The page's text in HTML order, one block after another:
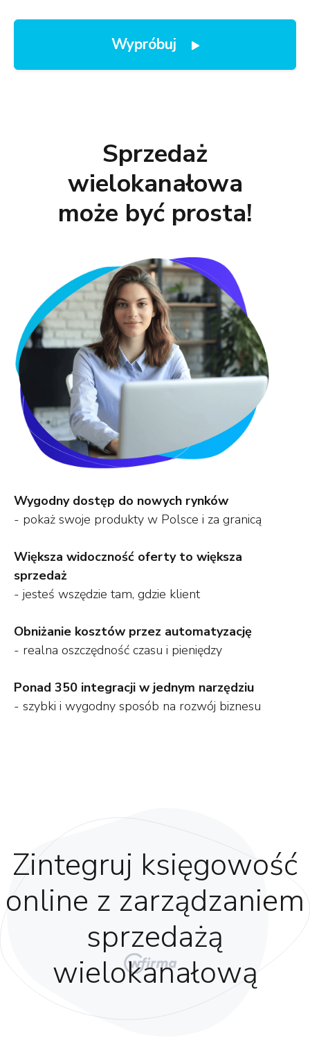
Wypróbuj
Sprzedaż
wielokanałowa
może być prosta!
Wygodny dostęp do nowych rynków
- pokaż swoje produkty w Polsce i za granicą
Większa widoczność oferty to większa
sprzedaż
- jesteś wszędzie tam, gdzie klient
Obniżanie kosztów przez automatyzację
- realna oszczędność czasu i pieniędzy
Ponad 350 integracji w jednym narzędziu
- szybki i wygodny sposób na rozwój biznesu
Zintegruj księgowość
online z zarządzaniem
sprzedażą
wielokanałową